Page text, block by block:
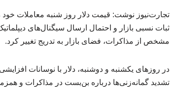
ثبات نسبی بازار و احتمال ارسال سیگنال‌های
مشخص از مذاکرات، فضای بازار به تدریج تغییر کرد.
تشدید گمانه‌زنی‌ها درباره بن‌بست در مذاکرات و